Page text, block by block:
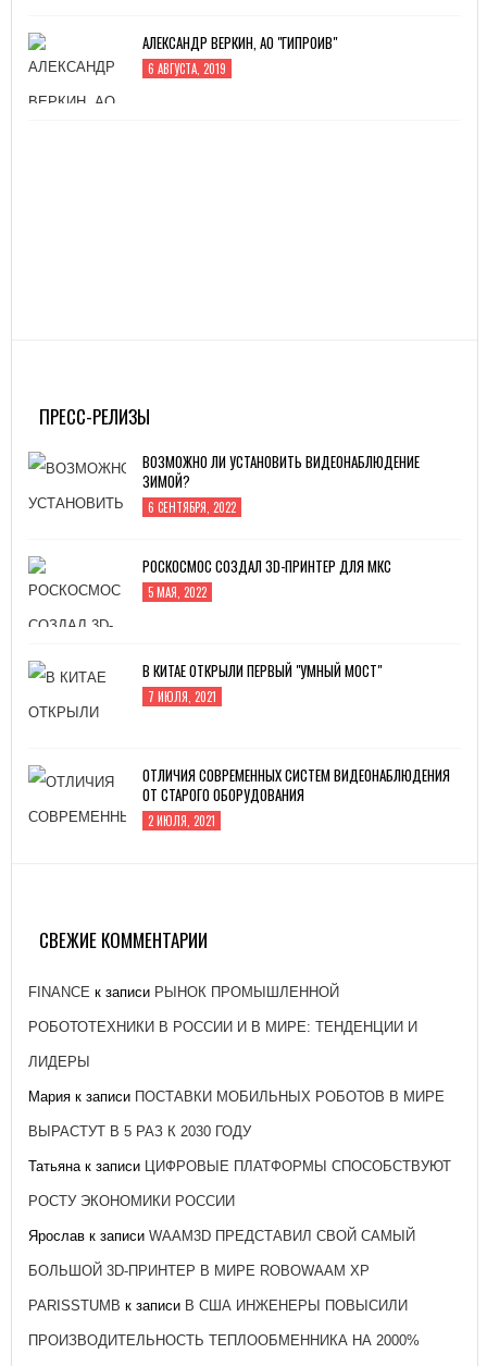
АЛЕКСАНДР ВЕРКИН, АО "ГИПРОИВ"
6 АВГУСТА, 2019
ПРЕСС-РЕЛИЗЫ
ВОЗМОЖНО ЛИ УСТАНОВИТЬ ВИДЕОНАБЛЮДЕНИЕ
ЗИМОЙ?
6 СЕНТЯБРЯ, 2022
РОСКОСМОС СОЗДАЛ 3D-ПРИНТЕР ДЛЯ МКС
5 МАЯ, 2022
В КИТАЕ ОТКРЫЛИ ПЕРВЫЙ "УМНЫЙ МОСТ"
7 ИЮЛЯ, 2021
ОТЛИЧИЯ СОВРЕМЕННЫХ СИСТЕМ ВИДЕОНАБЛЮДЕНИЯ
ОТ СТАРОГО ОБОРУДОВАНИЯ
2 ИЮЛЯ, 2021
26 ЯНВАРЯ, 2021
СВЕЖИЕ КОММЕНТАРИИ
FINANCE к записи РЫНОК ПРОМЫШЛЕННОЙ
РОБОТОТЕХНИКИ В РОССИИ И В МИРЕ: ТЕНДЕНЦИИ И
ЛИДЕРЫ
Мария к записи ПОСТАВКИ МОБИЛЬНЫХ РОБОТОВ В МИРЕ
ВЫРАСТУТ В 5 РАЗ К 2030 ГОДУ
Татьянак записи ЦИФРОВЫЕ ПЛАТФОРМЫ СПОСОБСТВУЮТ
РОСТУ ЭКОНОМИКИ РОССИИ
Ярослав к записи WAAM3D ПРЕДСТАВИЛ СВОЙ САМЫЙ
БОЛЬШОЙ 3D-ПРИНТЕР В МИРЕ ROBOWAAM XP
PARISSTUMB к записи В США ИНЖЕНЕРЫ ПОВЫСИЛИ
ПРОИЗВОДИТЕЛЬНОСТЬ ТЕПЛООБМЕННИКА НА 2000%